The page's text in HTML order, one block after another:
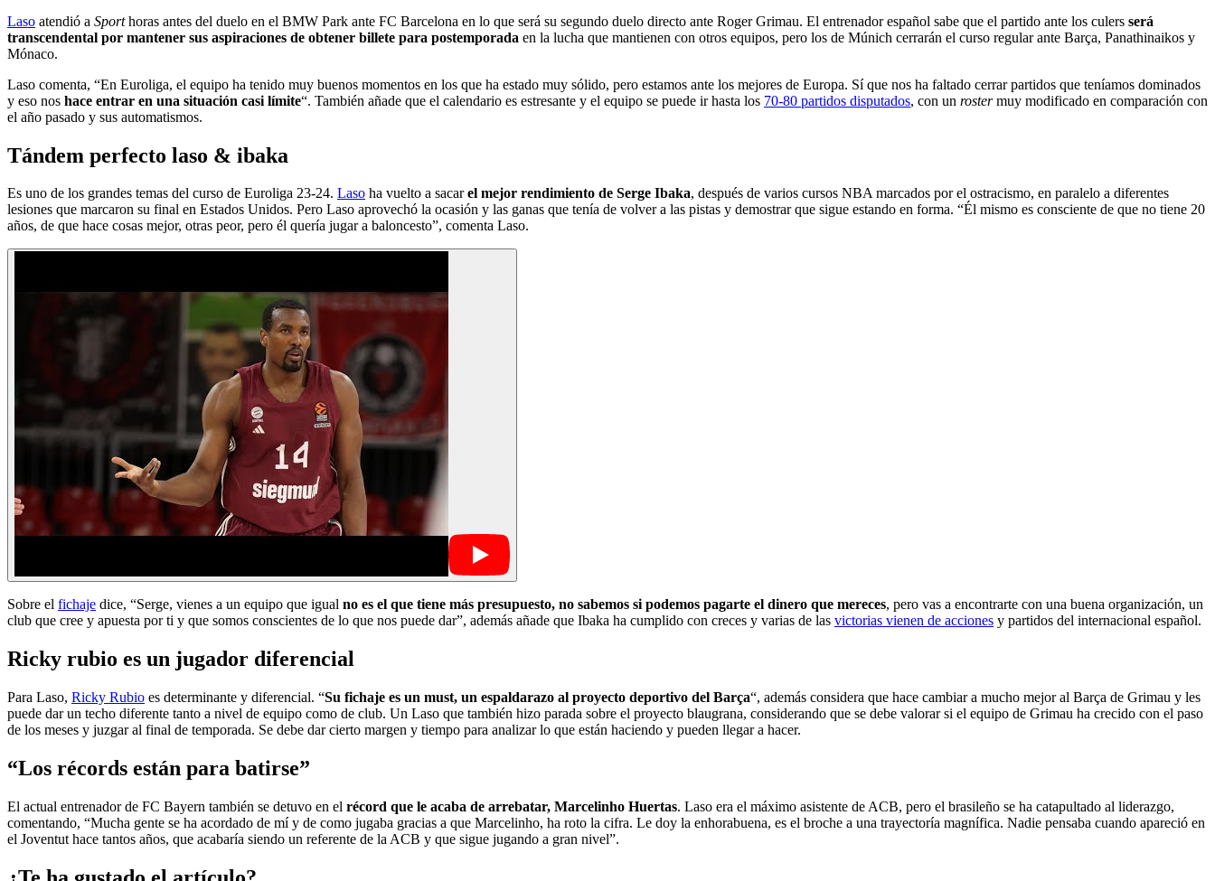
Laso atendió a Sporthoras antes del duelo en el BMW Park ante FC Barcelona en lo que será su segundo duelo directo ante Roger Grimau. El entrenador español sabe que el partido ante los culers será
transcendental por mantener sus aspiraciones de obtener billete para postemporada en la lucha que mantienen con otros equipos, pero los de Múnich cerrarán el curso regular ante Barça, Panathinaikos y
Mónaco.
Laso comenta, “En Euroliga, el equipo ha tenido muy buenos momentos en los que ha estado muy sólido, pero estamos ante los mejores de Europa. Sí que nos ha faltado cerrar partidos que teníamos dominados
y eso nos hace entrar en una situación casi límite“. También añade que el calendario es estresante y el equipo se puede ir hasta los 70-80 partidos disputados, con un rostermuy modificado en comparación con
el año pasado y sus automatismos.
Tándem perfecto laso & ibaka
Es uno de los grandes temas del curso de Euroliga 23-24. Laso ha vuelto a sacarel mejor rendimiento de Serge Ibaka, después de varios cursos NBA marcados por el ostracismo, en paralelo a diferentes
lesiones que marcaron su final en Estados Unidos. Pero Laso aprovechó la ocasión y las ganas que tenía de volver a las pistas y demostrar que sigue estando en forma. “Él mismo es consciente de que no tiene 20
años, de que hace cosas mejor, otras peor, pero él quería jugar a baloncesto”, comenta Laso.
Sobre el fichaje dice, “Serge, vienes a un equipo que igual no es el que tiene más presupuesto, no sabemos si podemos pagarte el dinero que mereces, pero vas a encontrarte con una buena organización, un
club que cree y apuesta por ti y que somos conscientes de lo que nos puede dar”, además añade que Ibaka ha cumplido con creces y varias de las victorias vienen de acciones y partidos del internacional español.
Ricky rubio es un jugador diferencial
Para Laso, Ricky Rubio es determinante y diferencial. “Su fichaje es un must, un espaldarazo al proyecto deportivo del Barça“, además considera que hace cambiar a mucho mejor al Barça de Grimau y les
puede dar un techo diferente tanto a nivel de equipo como de club. Un Laso que también hizo parada sobre el proyecto blaugrana, considerando que se debe valorar si el equipo de Grimau ha crecido con el paso
de los meses y juzgar al final de temporada. Se debe dar cierto margen y tiempo para analizar lo que están haciendo y pueden llegar a hacer.
“Los récords están para batirse”
El actual entrenador de FC Bayern también se detuvo en el récord que le acaba de arrebatar, Marcelinho Huertas. Laso era el máximo asistente de ACB, pero el brasileño se ha catapultado al liderazgo,
comentando, “Mucha gente se ha acordado de mí y de como jugaba gracias a que Marcelinho, ha roto la cifra. Le doy la enhorabuena, es el broche a una trayectoría magnífica. Nadie pensaba cuando apareció en
el Joventut hace tantos años, que acabaría siendo un referente de la ACB y que sigue jugando a gran nivel”.